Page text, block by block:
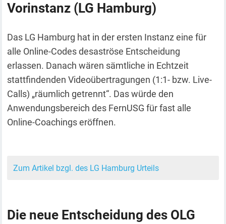
Vorinstanz (LG Hamburg)
Das LG Hamburg hat in der ersten Instanz eine für
alle Online-Codes desaströse Entscheidung
erlassen. Danach wären sämtliche in Echtzeit
stattfindenden Videoübertragungen (1:1- bzw. Live-
Calls) „räumlich getrennt“. Das würde den
Anwendungsbereich des FernUSG für fast alle
Online-Coachings eröffnen.
Zum Artikel bzgl. des LG Hamburg Urteils
Die neue Entscheidung des OLG